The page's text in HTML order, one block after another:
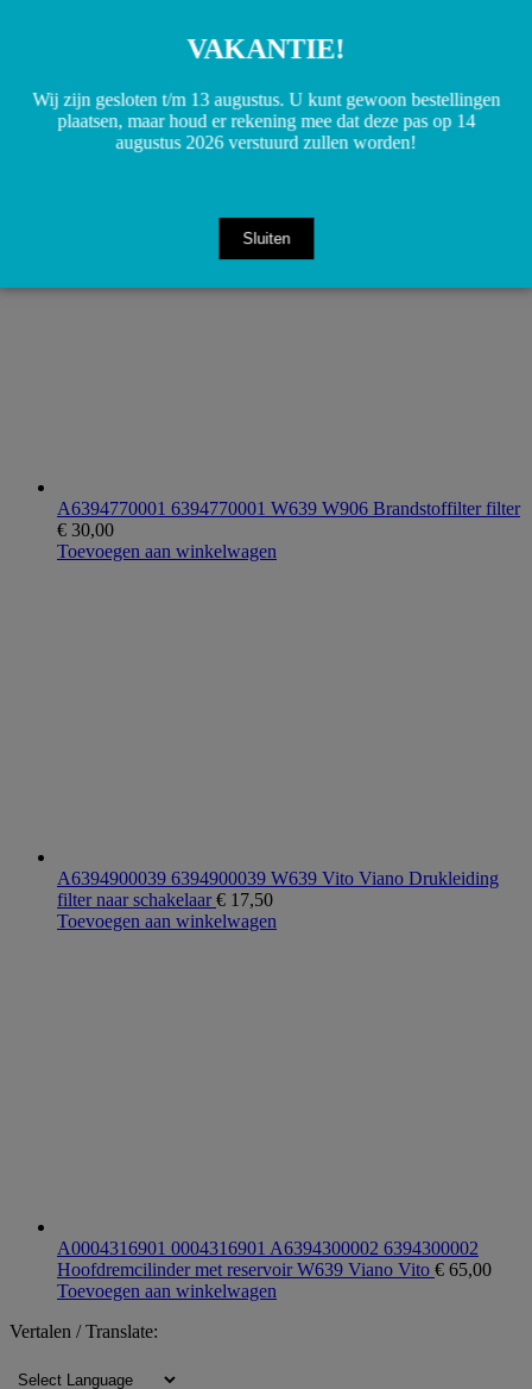
A0008100919 0008100919 W639 Vito Spiegelglas Links
A6394770001 6394770001 W639 W906 Brandstoffilter filter
€ 30,00
Toevoegen aan winkelwagen
A6394900039 6394900039 W639 Vito Viano Drukleiding
filter naar schakelaar€ 17,50
Toevoegen aan winkelwagen
A0004316901 0004316901 A6394300002 6394300002
Hoofdremcilinder met reservoir W639 Viano Vito € 65,00
Toevoegen aan winkelwagen
Vertalen / Translate:
VAKANTIE!
Wij zijn gesloten t/m 13 augustus. U kunt gewoon bestellingen
plaatsen, maar houd er rekening mee dat deze pas op 14
augustus 2026 verstuurd zullen worden!
Sluiten